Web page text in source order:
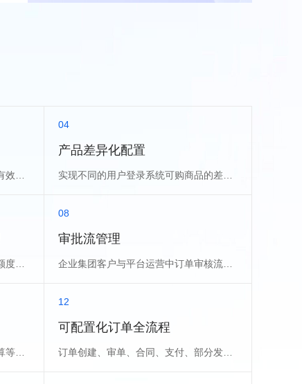
根据用户、等级、大区、订货量、有效期等实现1客1价
04
产品差异化配置
实现不同的用户登录系统可购商品的差异化配置
用户账户包含：预充值余额、授信额度、账期结算
08
审批流管理
企业集团客户与平台运营中订单审核流配置管理
支持线上支付、线下转账、账期结算等多种支付方式
12
可配置化订单全流程
订单创建、审单、合同、支付、部分发货、已发货